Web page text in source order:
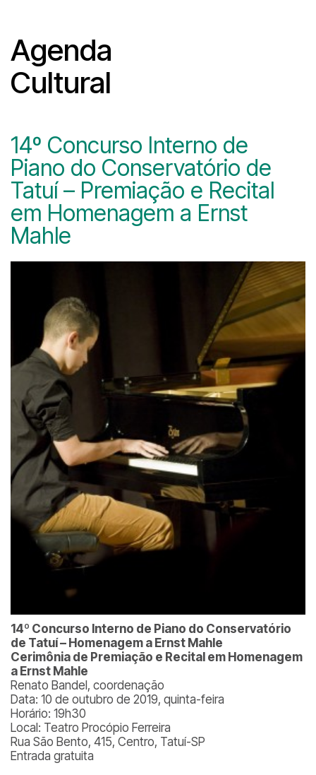
Agenda
Cultural
14º Concurso Interno de
Piano do Conservatório de
Tatuí – Premiação e Recital
em Homenagem a Ernst
Mahle
14º Concurso Interno de Piano do Conservatório
de Tatuí – Homenagem a Ernst Mahle
Cerimônia de Premiação e Recital em Homenagem
a Ernst Mahle
Renato Bandel, coordenação
Data: 10 de outubro de 2019, quinta-feira
Horário: 19h30
Local: Teatro Procópio Ferreira
Rua São Bento, 415, Centro, Tatuí-SP
Entrada gratuita